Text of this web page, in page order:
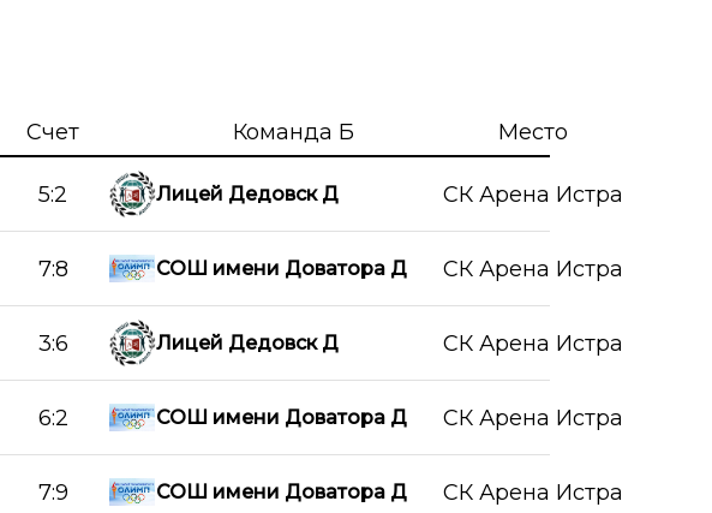
Счет Команда Б Место
5:2 Лицей Дедовск Д СК Арена Истра
7:8 СОШ имени Доватора Д СК Арена Истра
3:6 Лицей Дедовск Д СК Арена Истра
6:2 СОШ имени Доватора Д СК Арена Истра
7:9 СОШ имени Доватора Д СК Арена Истра